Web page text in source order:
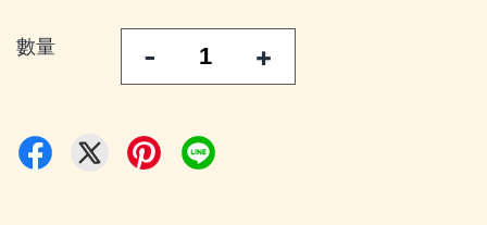
數量 - +